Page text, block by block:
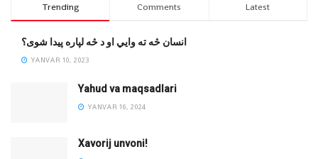
Trending Comments Latest
انسان څه ته وایي او د څه لپاره پیدا شوی؟
YANVAR 10, 2023
Yahud va maqsadlari
YANVAR 16, 2024
Xavorij unvoni!